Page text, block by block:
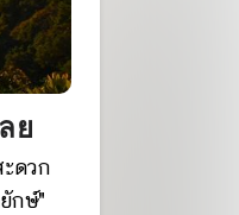
ย
ดวก
กษ์"